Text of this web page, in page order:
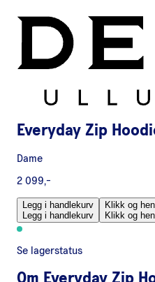
Everyday Zip
Dame
2 099,-
Legg i handlekurv
Legg i handlekurv
Klikk og
Klikk og
Se lagerstatus
Om Everyday Zip